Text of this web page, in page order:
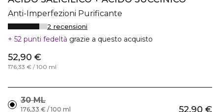
Anti-Imperfezioni Purificante
2 recensioni
52 punti fedeltà grazie a questo acquisto
52,90 €
176,33 € / 100 ml
30 ML
52,90 €
176,33 € / 100 ml